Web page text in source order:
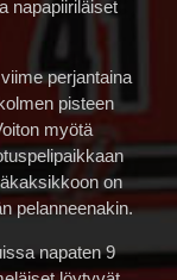
perjantaina
pisteen
myötä
on
pelanneenakin.
napaten 9
löytyvät